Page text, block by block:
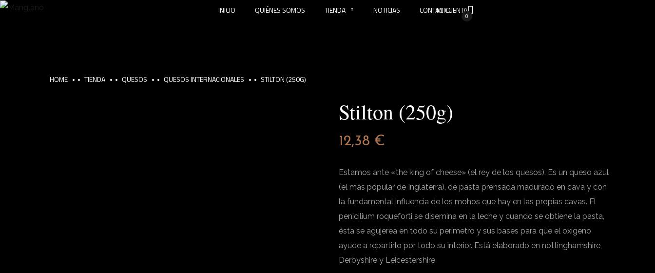
INICIO QUIÉNES SOMOS TIENDA NOTICIAS CONTACTOMI CUENTA
0
HOME TIENDA QUESOS QUESOS INTERNACIONALES STILTON (250G)
Stilton (250g)
12,38 €
Estamos ante «the king of cheese» (el rey de los quesos). Es un queso azul
(el más popular de Inglaterra), de pasta prensada madurado en cava y con
la fundamental influencia de los mohos que hay en las propias cavas. El
penicilium roqueforti se disemina en la leche y cuando se obtiene la pasta,
ésta se agujerea en todo su perímetro y sus bases para que el oxígeno
ayude a repartirlo por todo su interior. Está elaborado en nottinghamshire,
Derbyshire y Leicestershire